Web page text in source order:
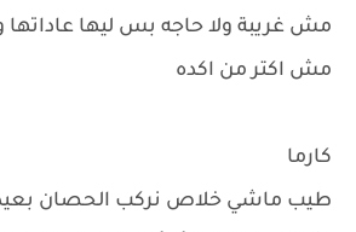
مش غريبة ولا حاجه بس ليها عاداتها
مش اكتر من اكده
كارما
طيب ماشي خلاص نركب الحصان بعيد